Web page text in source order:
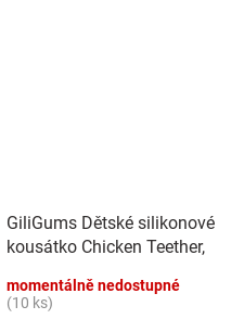
GiliGums Dětské silikonové
kousátko Chicken Teether,
momentálně nedostupné
(10 ks)